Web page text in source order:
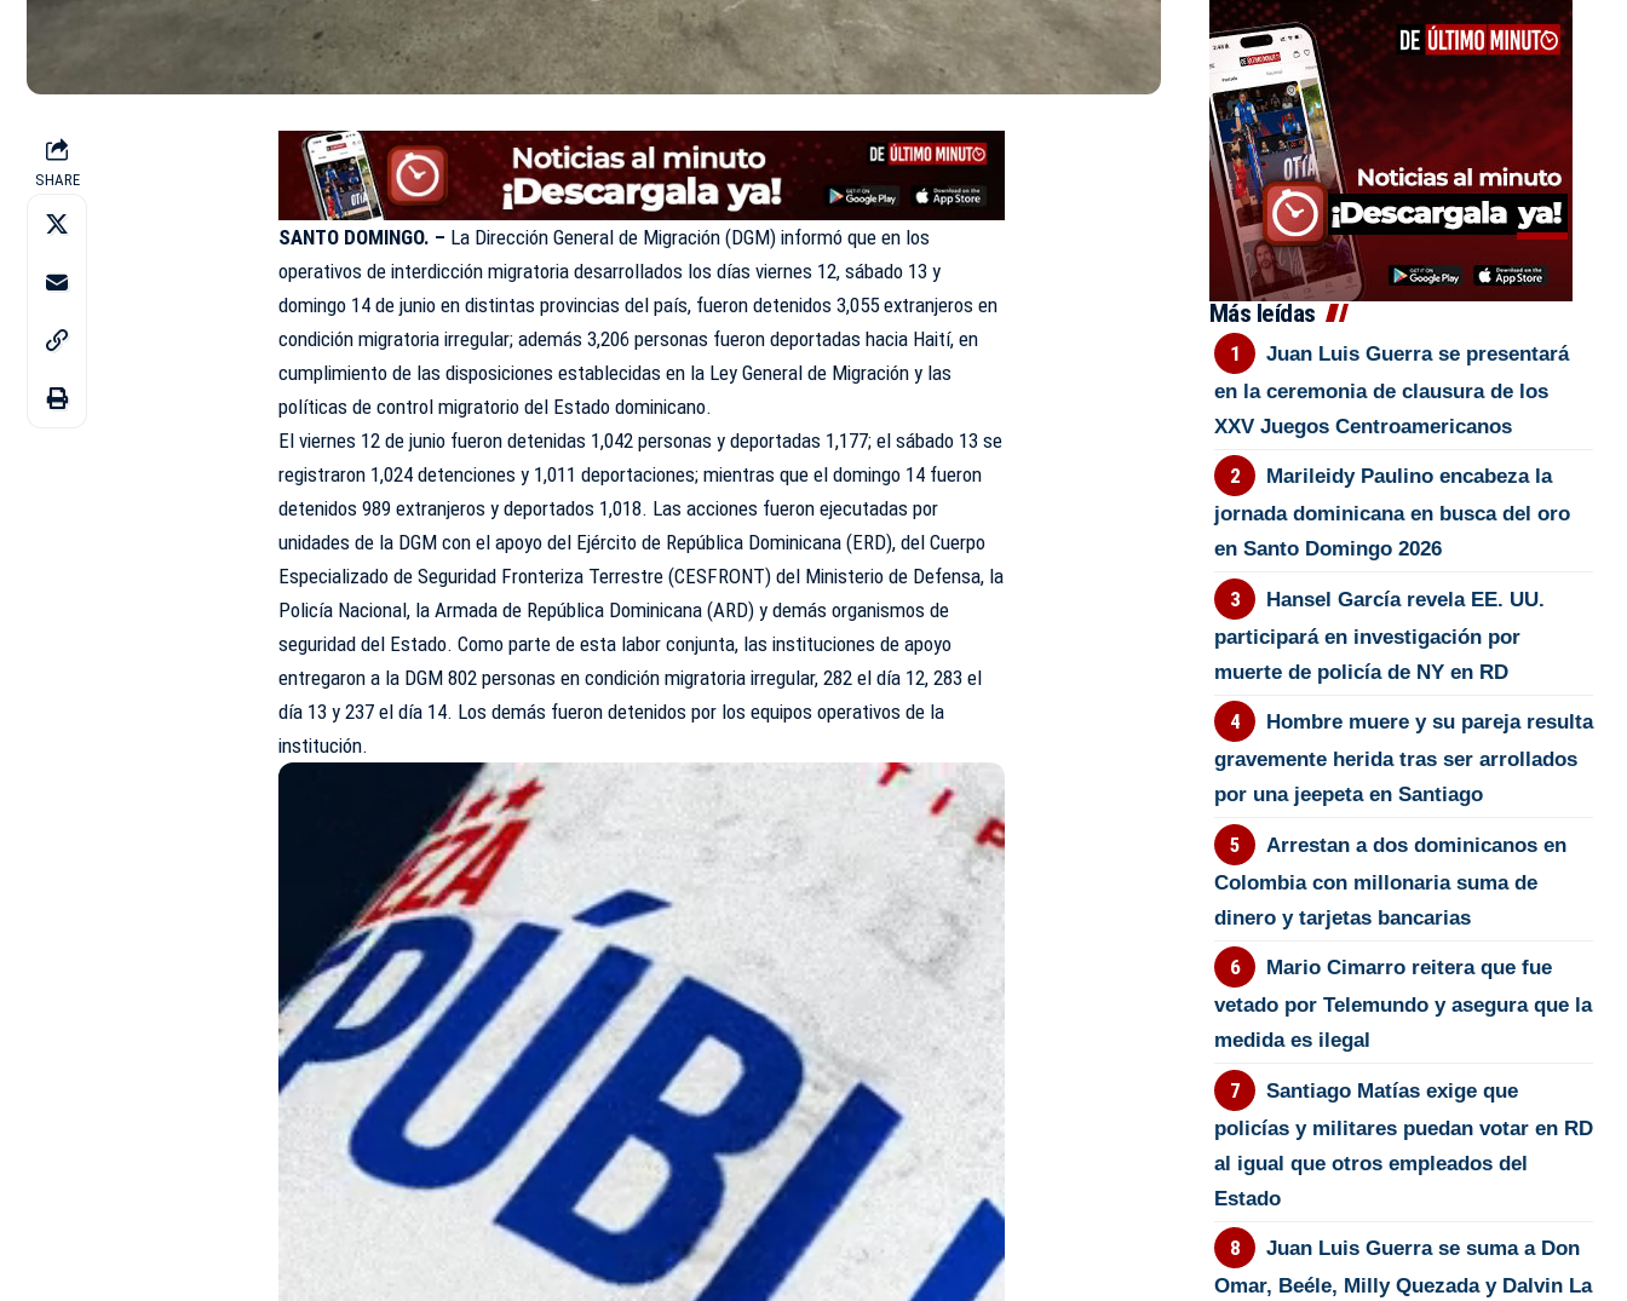
SHARE
SANTO DOMINGO. – La Dirección General de Migración (DGM) informó que en los
operativos de interdicción migratoria desarrollados los días viernes 12, sábado 13 y
domingo 14 de junio en distintas provincias del país, fueron detenidos 3,055 extranjeros en
condición migratoria irregular; además 3,206 personas fueron deportadas hacia Haití, en
cumplimiento de las disposiciones establecidas en la Ley General de Migración y las
políticas de control migratorio del Estado dominicano.
El viernes 12 de junio fueron detenidas 1,042 personas y deportadas 1,177; el sábado 13 se
registraron 1,024 detenciones y 1,011 deportaciones; mientras que el domingo 14 fueron
detenidos 989 extranjeros y deportados 1,018. Las acciones fueron ejecutadas por
unidades de la DGM con el apoyo del Ejército de República Dominicana (ERD), del Cuerpo
Especializado de Seguridad Fronteriza Terrestre (CESFRONT) del Ministerio de Defensa, la
Policía Nacional, la Armada de República Dominicana (ARD) y demás organismos de
seguridad del Estado. Como parte de esta labor conjunta, las instituciones de apoyo
entregaron a la DGM 802 personas en condición migratoria irregular, 282 el día 12, 283 el
día 13 y 237 el día 14. Los demás fueron detenidos por los equipos operativos de la
institución.
Más leídas
Juan Luis Guerra se presentará
en la ceremonia de clausura de los
XXV Juegos Centroamericanos
Marileidy Paulino encabeza la
jornada dominicana en busca del oro
en Santo Domingo 2026
Hansel García revela EE. UU.
participará en investigación por
muerte de policía de NY en RD
Hombre muere y su pareja resulta
gravemente herida tras ser arrollados
por una jeepeta en Santiago
Arrestan a dos dominicanos en
Colombia con millonaria suma de
dinero y tarjetas bancarias
Mario Cimarro reitera que fue
vetado por Telemundo y asegura que la
medida es ilegal
Santiago Matías exige que
policías y militares puedan votar en RD
al igual que otros empleados del
Estado
Juan Luis Guerra se suma a Don
Omar, Beéle, Milly Quezada y Dalvin La